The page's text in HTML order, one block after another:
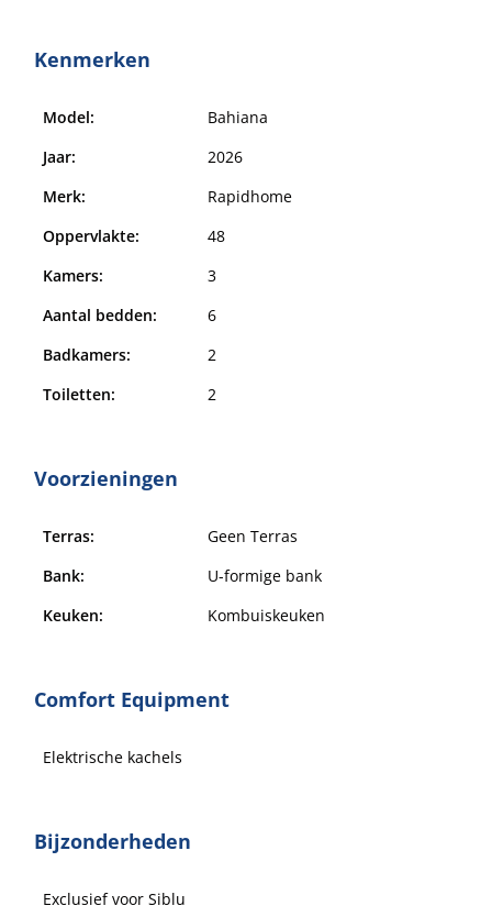
Kenmerken
Model:
Bahiana
Jaar:
2026
Merk:
Rapidhome
Oppervlakte:
48
Kamers:
3
Aantal bedden:
6
Badkamers:
2
Toiletten:
2
Voorzieningen
Terras:
Geen Terras
Bank:
U-formige bank
Keuken:
Kombuiskeuken
Comfort Equipment
Elektrische kachels
Bijzonderheden
Exclusief voor Siblu